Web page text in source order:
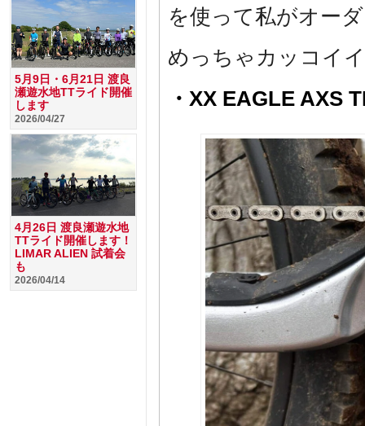
を使って私がオー
めっちゃカッコイ
・XX EAGLE AXS
5月9日・6月21日 渡良
瀬遊水地TTライド開催
します
2026/04/27
4月26日 渡良瀬遊水地
TTライド開催します！
LIMAR ALIEN 試着会
も
2026/04/14